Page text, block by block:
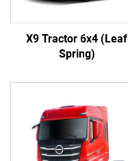
X9 Tractor 6x4 (Leaf
Spring)